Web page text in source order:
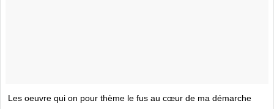
Les oeuvre qui on pour thème le fus au cœur de ma démarche